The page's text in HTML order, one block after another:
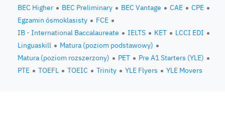
BEC Higher
BEC Preliminary BEC Vantage CAE
CPE
Egzamin ósmoklasisty
FCE
IB - International Baccalaureate
IELTS KET
LCCI EDI
Linguaskill
Matura (poziom podstawowy)
Matura (poziom rozszerzony)
PET
Pre A1 Starters (YLE)
PTE
TOEFL TOEIC Trinity YLE Flyers YLE Movers